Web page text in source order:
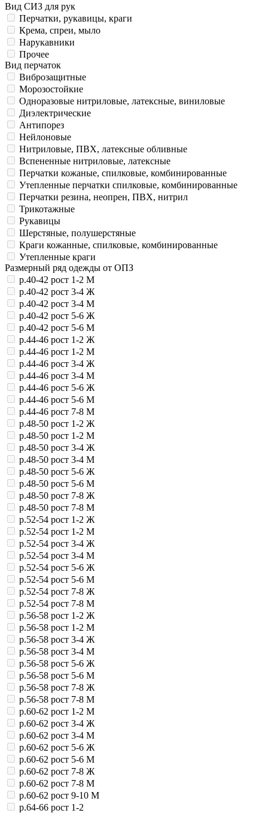
Вид СИЗ для рук
Перчатки, рукавицы, краги
Крема, спреи, мыло
Нарукавники
Прочее
Вид перчаток
Виброзащитные
Морозостойкие
Одноразовые нитриловые, латексные, виниловые
Диэлектрические
Антипорез
Нейлоновые
Нитриловые, ПВХ, латексные обливные
Вспененные нитриловые, латексные
Перчатки кожаные, спилковые, комбинированные
Утепленные перчатки спилковые, комбинированные
Перчатки резина, неопрен, ПВХ, нитрил
Трикотажные
Рукавицы
Шерстяные, полушерстяные
Краги кожанные, спилковые, комбинированные
Утепленные краги
Размерный ряд одежды от ОПЗ
р.40-42 рост 1-2 М
р.40-42 рост 3-4 Ж
р.40-42 рост 3-4 М
р.40-42 рост 5-6 Ж
р.40-42 рост 5-6 М
р.44-46 рост 1-2 Ж
р.44-46 рост 1-2 М
р.44-46 рост 3-4 Ж
р.44-46 рост 3-4 М
р.44-46 рост 5-6 Ж
р.44-46 рост 5-6 М
р.44-46 рост 7-8 М
р.48-50 рост 1-2 Ж
р.48-50 рост 1-2 М
р.48-50 рост 3-4 Ж
р.48-50 рост 3-4 М
р.48-50 рост 5-6 Ж
р.48-50 рост 5-6 М
р.48-50 рост 7-8 Ж
р.48-50 рост 7-8 М
р.52-54 рост 1-2 Ж
р.52-54 рост 1-2 М
р.52-54 рост 3-4 Ж
р.52-54 рост 3-4 М
р.52-54 рост 5-6 Ж
р.52-54 рост 5-6 М
р.52-54 рост 7-8 Ж
р.52-54 рост 7-8 М
р.56-58 рост 1-2 Ж
р.56-58 рост 1-2 М
р.56-58 рост 3-4 Ж
р.56-58 рост 3-4 М
р.56-58 рост 5-6 Ж
р.56-58 рост 5-6 М
р.56-58 рост 7-8 Ж
р.56-58 рост 7-8 М
р.60-62 рост 1-2 М
р.60-62 рост 3-4 Ж
р.60-62 рост 3-4 М
р.60-62 рост 5-6 Ж
р.60-62 рост 5-6 М
р.60-62 рост 7-8 Ж
р.60-62 рост 7-8 М
р.60-62 рост 9-10 М
р.64-66 рост 1-2